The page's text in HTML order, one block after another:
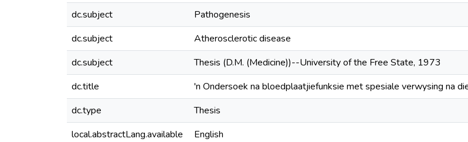
dc.subject
Pathogenesis
dc.subject
Atherosclerotic disease
dc.subject
Thesis (D.M. (Medicine))--University of the Free State, 1973
dc.title
'n Ondersoek na bloedplaatjiefunksie met spesiale verwysing na
dc.type
Thesis
local.abstractLang.available
English